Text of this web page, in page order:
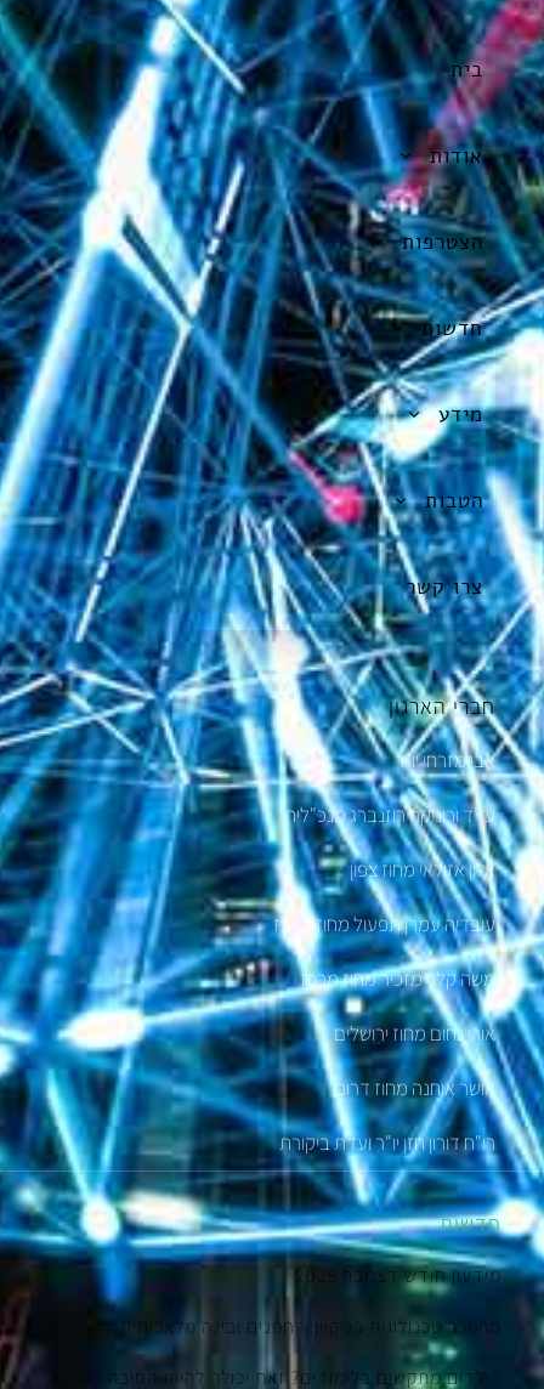
בית
אודות
הצטרפות
חדשות
מידע
הטבות
צרו קשר
חברי הארגון
אבי מזרחי יו"ר
עו”ד ורוניקה רוזנברג מנכ"לית
אלון אזולאי מחוז צפון
עובדיה עמרן תפעול מחוז מרכז
משה קלר מזכיר מחוז מרכז
אורי נחום מחוז ירושלים
אושר אוחנה מחוז דרום
רו"ח דורון חזן יו"ר ועדת ביקורת
חדשות
מידעון חודש דצמבר 2025
מהפכה טכנולוגית בניקיון: רחפנים ובינה מלאכותית
הילדים מתקשים בלימודים? זאת יכולה להיות הסיבה לכך